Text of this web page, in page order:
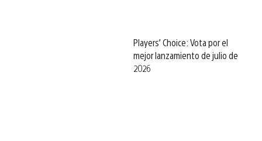
Players’ Choice: Vota por el
mejor lanzamiento de julio de
2026